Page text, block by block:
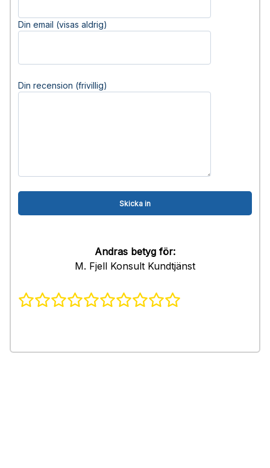
Din email (visas aldrig)
Din recension (frivillig)
Andras betyg för:
M. Fjell Konsult Kundtjänst